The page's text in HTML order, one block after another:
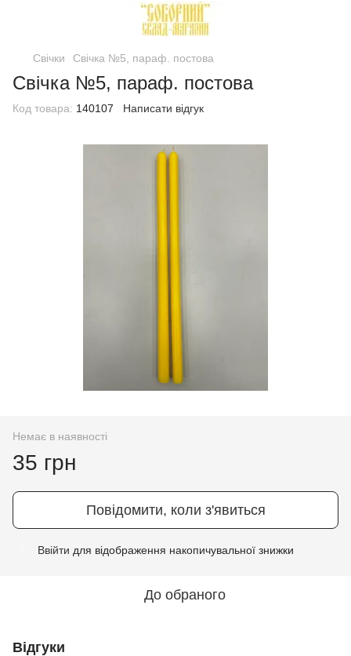
Свічки Свічка №5, параф. постова
Свічка №5, параф. постова
Код товара: 140107 Написати відгук
Немає в наявності
35 грн
Повідомити, коли з'явиться
Ввійти для відображення накопичувальної знижки
До обраного
Відгуки